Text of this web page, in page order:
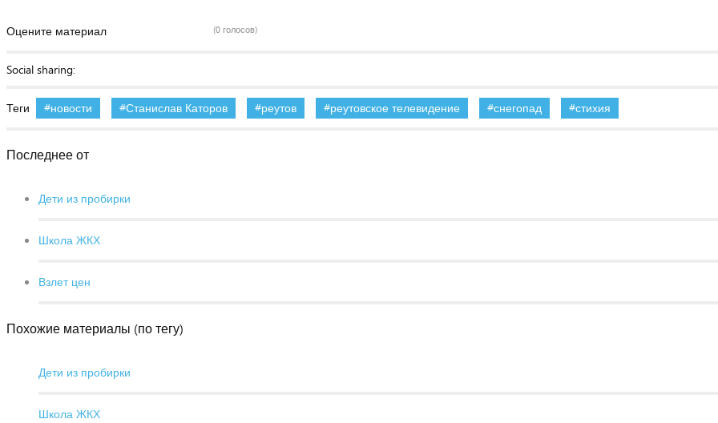
Оцените материал (0 голосов)
Social sharing:
Теги новости Станислав Каторов реутов реутовское телевидение снегопад стихия
Последнее от
Дети из пробирки
Школа ЖКХ
Взлет цен
Похожие материалы (по тегу)
Дети из пробирки
Школа ЖКХ